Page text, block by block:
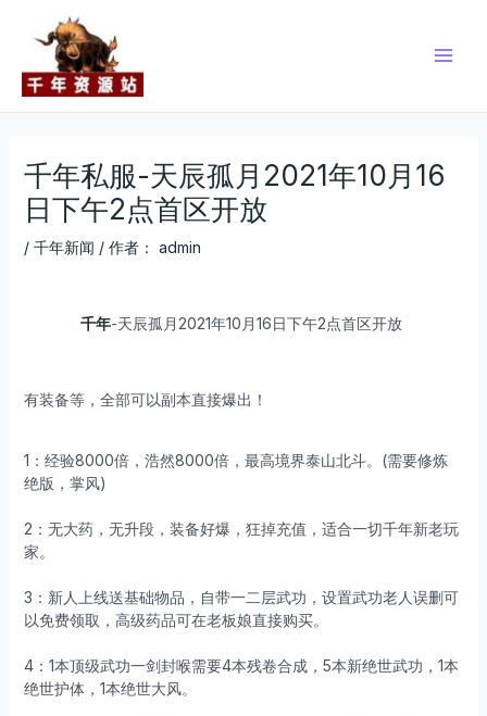
千年私服-天辰孤月2021年10月16
日下午2点首区开放
/ 千年新闻 / 作者： admin
千年-天辰孤月2021年10月16日下午2点首区开放
有装备等，全部可以副本直接爆出！
1：经验8000倍，浩然8000倍，最高境界泰山北斗。(需要修炼
绝版，掌风)
2：无大药，无升段，装备好爆，狂掉充值，适合一切千年新老玩
家。
3：新人上线送基础物品，自带一二层武功，设置武功老人误删可
以免费领取，高级药品可在老板娘直接购买。
4：1本顶级武功一剑封喉需要4本残卷合成，5本新绝世武功，1本
绝世护体，1本绝世大风。
navigation